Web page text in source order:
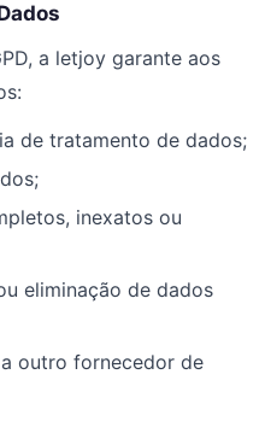
a letjoy garante aos
de tratamento de dados;
inexatos ou
eliminação de dados
outro fornecedor de